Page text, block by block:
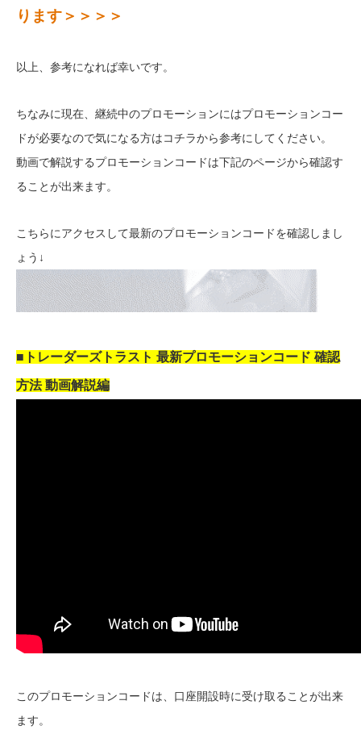
ります＞＞＞＞
以上、参考になれば幸いです。
ちなみに現在、継続中のプロモーションにはプロモーションコー
ドが必要なので気になる方はコチラから参考にしてください。
動画で解説するプロモーションコードは下記のページから確認す
ることが出来ます。
こちらにアクセスして最新のプロモーションコードを確認しまし
ょう↓
■トレーダーズトラスト 最新プロモーションコード 確認
方法 動画解説編
このプロモーションコードは、口座開設時に受け取ることが出来
ます。